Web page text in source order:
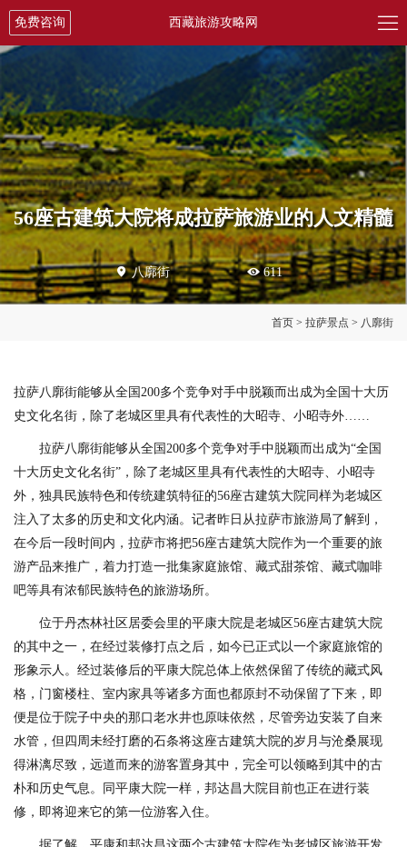

免费咨询 西藏旅游攻略网
56座古建筑大院将成拉萨旅游业的人文精髓
 八廓街  611
首页 > 拉萨景点 > 八廓街
拉萨八廓街能够从全国200多个竞争对手中脱颖而出成为全国十大历
史文化名街，除了老城区里具有代表性的大昭寺、小昭寺外……
拉萨八廓街能够从全国200多个竞争对手中脱颖而出成为“全国
十大历史文化名街”，除了老城区里具有代表性的大昭寺、小昭寺
外，独具民族特色和传统建筑特征的56座古建筑大院同样为老城区
注入了太多的历史和文化内涵。记者昨日从拉萨市旅游局了解到，
在今后一段时间内，拉萨市将把56座古建筑大院作为一个重要的旅
游产品来推广，着力打造一批集家庭旅馆、藏式甜茶馆、藏式咖啡
吧等具有浓郁民族特色的旅游场所。
位于丹杰林社区居委会里的平康大院是老城区56座古建筑大院
的其中之一，在经过装修打点之后，如今已正式以一个家庭旅馆的
形象示人。经过装修后的平康大院总体上依然保留了传统的藏式风
格，门窗楼柱、室内家具等诸多方面也都原封不动保留了下来，即
便是位于院子中央的那口老水井也原味依然，尽管旁边安装了自来
水管，但四周未经打磨的石条将这座古建筑大院的岁月与沧桑展现
得淋漓尽致，远道而来的游客置身其中，完全可以领略到其中的古
朴和历史气息。同平康大院一样，邦达昌大院目前也正在进行装
修，即将迎来它的第一位游客入住。